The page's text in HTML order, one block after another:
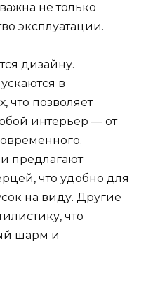
не только
эксплуатации.
дизайну.
в
что позволяет
интерьер — от
предлагают
что удобно для
на виду. Другие
что
шарм и